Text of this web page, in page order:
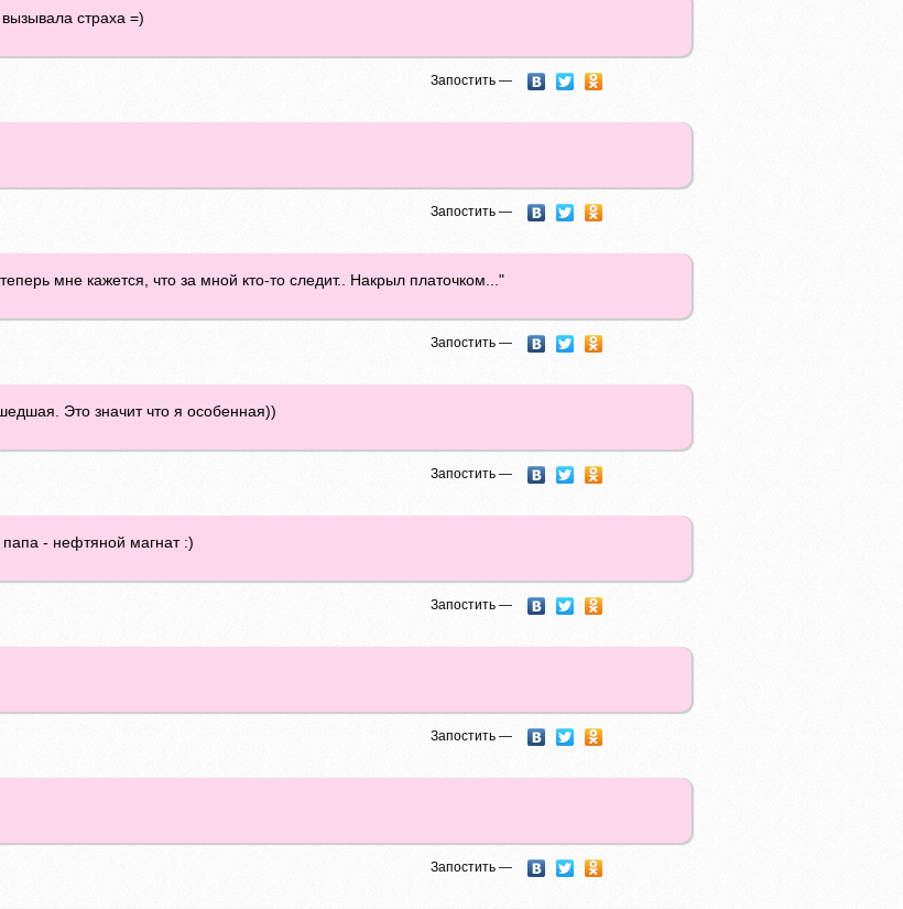
страха =)
Запостить —
Запостить —
мне кажется, что за мной кто-то следит.. Накрыл платочком..."
Запостить —
Это значит что я особенная))
Запостить —
- нефтяной магнат :)
Запостить —
Запостить —
Запостить —